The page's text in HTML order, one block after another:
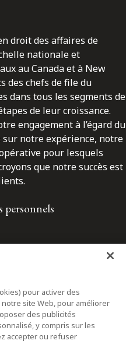
droit des affaires de
nationale et
au Canada et à New
des chefs de file du
dans tous les segments de
de leur croissance.
engagement à l’égard du
sur notre expérience, notre
pour lesquels
que notre succès est
personnels
pour activer des
site Web, pour améliorer
des publicités
y compris sur les
accepter ou refuser